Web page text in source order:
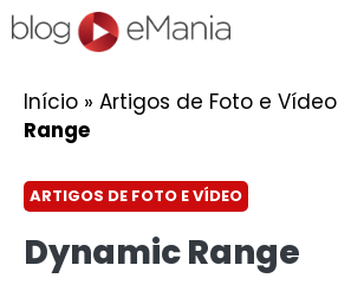
Início » Artigos de Foto e Vídeo
Range
ARTIGOS DE FOTO E VÍDEO
Dynamic Range